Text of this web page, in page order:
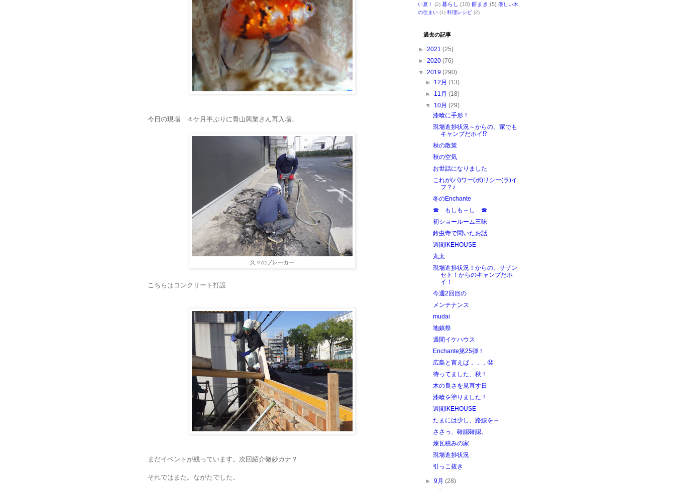
今日の現場 ４ケ月半ぶりに青山興業さん再入場。
久々のブレーカー
こちらはコンクリート打設
まだイベントが残っています。次回紹介微妙カナ？
それではまた。ながたでした。
い夏！
(2) 暮らし (10) 餅まき (5) 優しい木
の住まい (1) 料理レシピ (2)
過去の記事
► 2021 (25)
► 2020 (76)
▼ 2019 (290)
► 12月 (13)
► 11月 (18)
▼
10月 (29)
漆喰に手形！
現場進捗状況～からの、家でも
キャンプだホイ⁉
秋の散策
秋の空気
お世話になりました
これが(パ)ワー(ポ)リシー(ラ)イ
フ？♪
冬のEnchante
☎ もしも～し ☎
初ショールーム三昧
鈴虫寺で聞いたお話
週間IKEHOUSE
丸太
現場進捗状況！からの、サザン
セト！からのキャンプだホ
イ！
今週2回目の
メンテナンス
mudai
地鎮祭
週間イケハウス
Enchante第25弾！
広島と言えば．．．🤤
待ってました、秋！
木の良さを見直す日
漆喰を塗りました！
週間IKEHOUSE
たまには少し、路線を～
ささっ、確認確認。
煉瓦積みの家
現場進捗状況
引っこ抜き
►9月 (28)